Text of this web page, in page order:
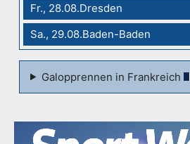
Fr., 28.08.Dresden
Sa., 29.08.Baden-Baden
Galopprennen in Frankreich